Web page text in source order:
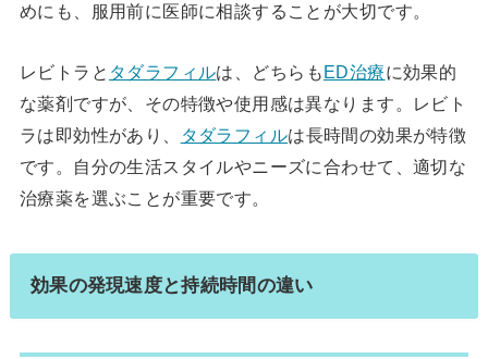
めにも、服用前に医師に相談することが大切です。
レビトラと タダラフィルは、どちらもED治療に効果的
な薬剤ですが、その特徴や使用感は異なります。レビト
ラは即効性があり、
タダラフィルは長時間の効果が特徴
です。自分の生活スタイルやニーズに合わせて、適切な
治療薬を選ぶことが重要です。
効果の発現速度と持続時間の違い